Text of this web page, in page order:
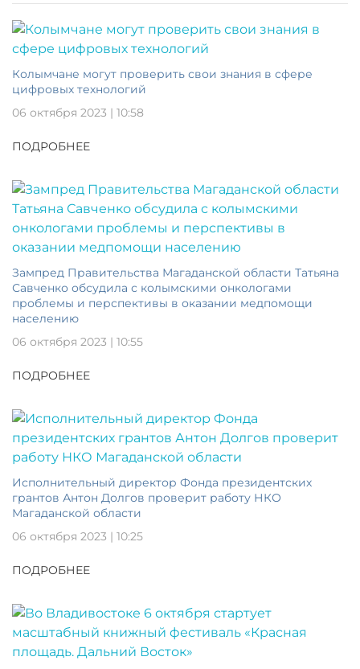
Колымчане могут проверить свои знания в сфере
цифровых технологий
06 октября 2023 | 10:58
ПОДРОБНЕЕ
Зампред Правительства Магаданской области Татьяна
Савченко обсудила с колымскими онкологами
проблемы и перспективы в оказании медпомощи
населению
06 октября 2023 | 10:55
ПОДРОБНЕЕ
Исполнительный директор Фонда президентских
грантов Антон Долгов проверит работу НКО
Магаданской области
06 октября 2023 | 10:25
ПОДРОБНЕЕ